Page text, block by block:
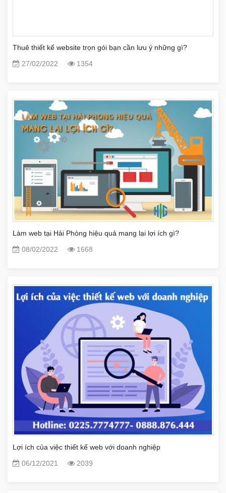
Thuê thiết kế website trọn gói bạn cần lưu ý những gì?
27/02/2022
1354
Làm web tại Hải Phòng hiệu quả mang lại lợi ích gì?
08/02/2022
1668
Lợi ích của việc thiết kế web với doanh nghiệp
06/12/2021
2039